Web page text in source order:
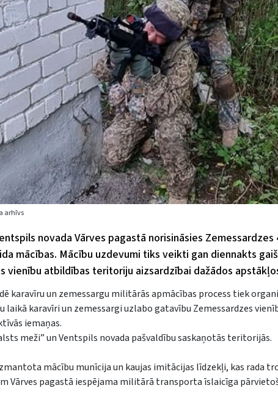
arhīvs
novada Vārves pagastā norisināsies
mācības. Mācību uzdevumi tiks veikti gan diennakts
vienību atbildības teritoriju aizsardzībai dažādos
karavīru un zemessargu militārās apmācības process tiek
laikā karavīri un zemessargi uzlabo gatavību Zemessardzes
iemaņas.
meži” un Ventspils novada pašvaldību saskaņotās teritorijās.
mācību munīcija un kaujas imitācijas līdzekļi, kas rada
Vārves pagastā iespējama militārā transporta īslaicīga